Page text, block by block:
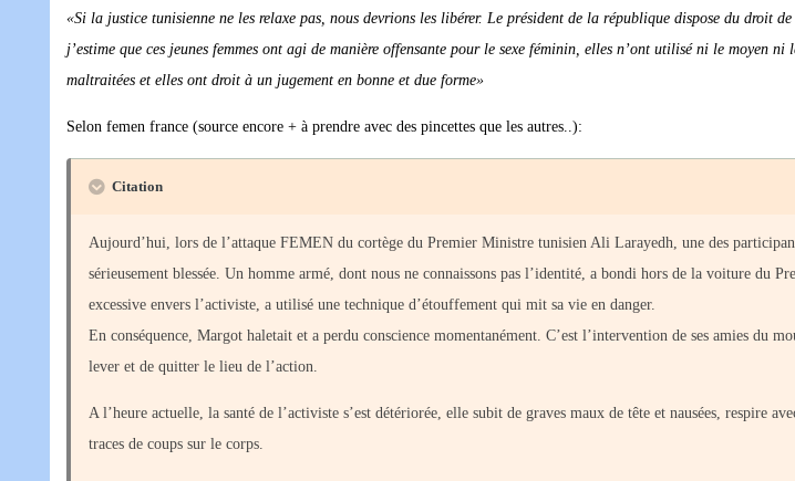
«Si la justice tunisienne ne les relaxe pas, nous devrions les libérer. Le président de la république dispose du droit de
j’estime que ces jeunes femmes ont agi de manière offensante pour le sexe féminin, elles n’ont utilisé ni le moyen
maltraitées et elles ont droit à un jugement en bonne et due forme»
Selon femen france (source encore + à prendre avec des pincettes que les autres..):
Citation
Aujourd’hui, lors de l’attaque FEMEN du cortège du Premier Ministre tunisien Ali Larayedh, une des
sérieusement blessée. Un homme armé, dont nous ne connaissons pas l’identité, a bondi hors de la voiture du
excessive envers l’activiste, a utilisé une technique d’étouffement qui mit sa vie en danger.
En conséquence, Margot haletait et a perdu conscience momentanément. C’est l’intervention de ses amies du
lever et de quitter le lieu de l’action.
A l’heure actuelle, la santé de l’activiste s’est détériorée, elle subit de graves maux de tête et nausées, respire
traces de coups sur le corps.